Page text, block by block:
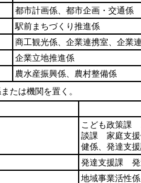
都市計画係、都市企画・交通係
駅前まちづくり推進係
商工観光係、企業連携室、企業
企業立地推進係
農水産振興係、農村整備係
たは機関を置く。
こども政策課
談課 家庭支援
健係、発達支
発達支援課 発
地域事業活性係